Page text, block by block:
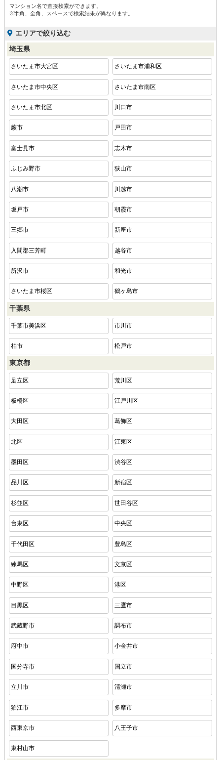
マンション名で直接検索ができます。
※半角、全角、スペースで検索結果が異なります。
エリアで絞り込む
埼玉県
さいたま市大宮区 さいたま市浦和区
さいたま市中央区 さいたま市南区
さいたま市北区 川口市
蕨市 戸田市
富士見市 志木市
ふじみ野市 狭山市
八潮市 川越市
坂戸市 朝霞市
三郷市 新座市
入間郡三芳町 越谷市
所沢市 和光市
さいたま市桜区 鶴ヶ島市
千葉県
千葉市美浜区 市川市
柏市 松戸市
東京都
足立区 荒川区
板橋区 江戸川区
大田区 葛飾区
北区 江東区
墨田区 渋谷区
品川区 新宿区
杉並区 世田谷区
台東区 中央区
千代田区 豊島区
練馬区 文京区
中野区 港区
目黒区 三鷹市
武蔵野市 調布市
府中市 小金井市
国分寺市 国立市
立川市 清瀬市
狛江市 多摩市
西東京市 八王子市
東村山市